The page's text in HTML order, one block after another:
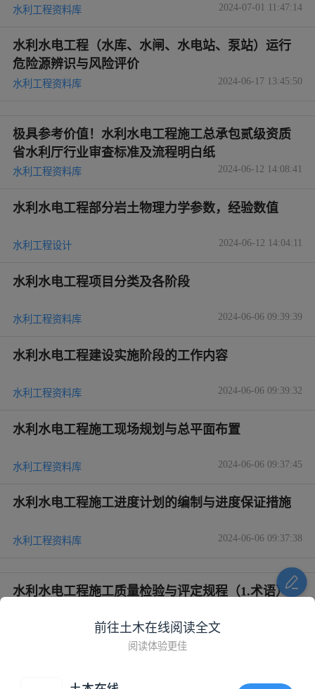
水利工程资料库 2024-07-01 11:47:14
水利水电工程（水库、水闸、水电站、泵站）运行
危险源辨识与风险评价
水利工程资料库 2024-06-17 13:45:50
极具参考价值！水利水电工程施工总承包贰级资质
省水利厅行业审查标准及流程明白纸
水利工程资料库 2024-06-12 14:08:41
水利水电工程部分岩土物理力学参数，经验数值
水利工程设计 2024-06-12 14:04:11
水利水电工程项目分类及各阶段
水利工程资料库 2024-06-06 09:39:39
水利水电工程建设实施阶段的工作内容
水利工程资料库 2024-06-06 09:39:32
水利水电工程施工现场规划与总平面布置
水利工程资料库 2024-06-06 09:37:45
水利水电工程施工进度计划的编制与进度保证措施
水利工程资料库 2024-06-06 09:37:38
水利水电工程施工质量检验与评定规程（1.术语）
2024-05-14 13:55:56
前往土木在线阅读全文
阅读体验更佳